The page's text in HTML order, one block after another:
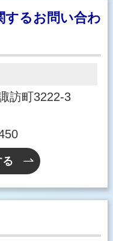
するお問い合わ
訪町3222-3